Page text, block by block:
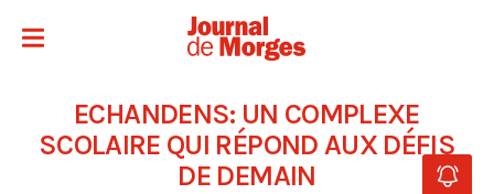
ECHANDENS: UN COMPLEXE
SCOLAIRE QUI RÉPOND AUX DÉFIS
DE DEMAIN